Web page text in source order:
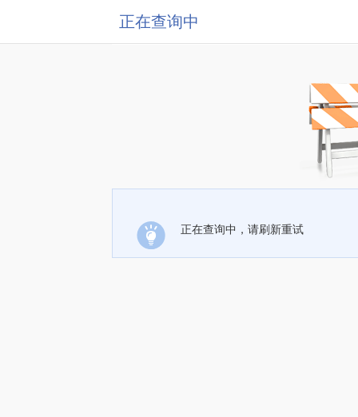
正在查询中
正在查询中，请刷新重试